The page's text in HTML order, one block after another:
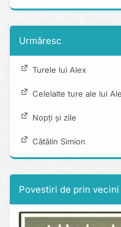
Urmăresc
Turele lui Alex
Celelalte ture ale lui
Nopți și zile
Cătălin Simion
Povestiri de prin vecini